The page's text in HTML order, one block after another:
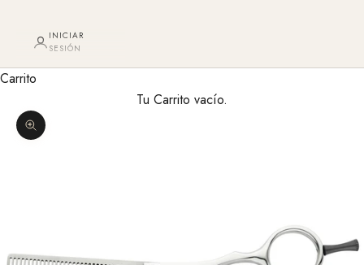
INICIAR
SESIÓN
Carrito
Tu Carrito vacío.
Agrandar imagen